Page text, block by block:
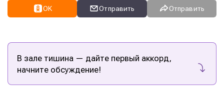
OK Отправить Отправить
В зале тишина — дайте первый аккорд,
начните обсуждение!